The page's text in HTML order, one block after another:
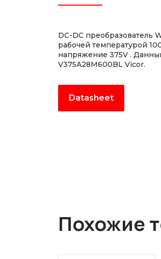
DC-DC преобразователь
рабочей температурой
напряжение 375V .
V375A28M600BL Vicor.
Datasheet
Похожие